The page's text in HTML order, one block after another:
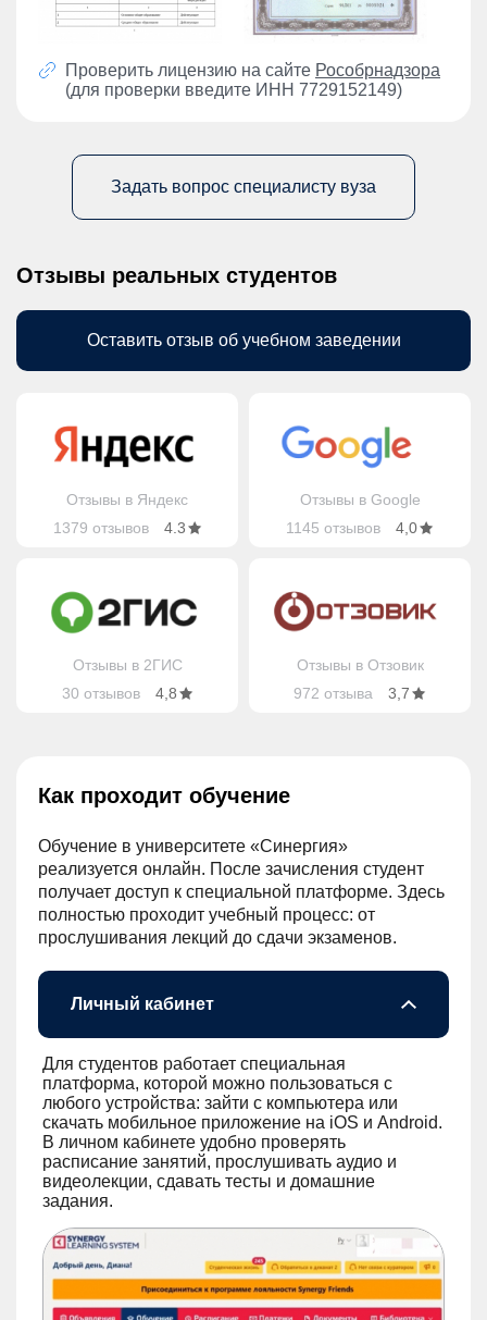
Проверить лицензию на сайте Рособрнадзора
(для проверки введите ИНН 7729152149)
Задать вопрос специалисту вуза
Отзывы реальных студентов
Оставить отзыв об учебном заведении
Отзывы в Яндекс
1379 отзывов
4.3
Отзывы в Google
1145 отзывов
4,0
Отзывы в 2ГИС
30 отзывов
4,8
Отзывы в Отзовик
972 отзыва
3,7
Как проходит обучение
Обучение в университете «Синергия»
реализуется онлайн. После зачисления студент
получает доступ к специальной платформе. Здесь
полностью проходит учебный процесс: от
прослушивания лекций до сдачи экзаменов.
Личный кабинет
Для студентов работает специальная
платформа, которой можно пользоваться с
любого устройства: зайти с компьютера или
скачать мобильное приложение на iOS и Android.
В личном кабинете удобно проверять
расписание занятий, прослушивать аудио и
видеолекции, сдавать тесты и домашние
задания.